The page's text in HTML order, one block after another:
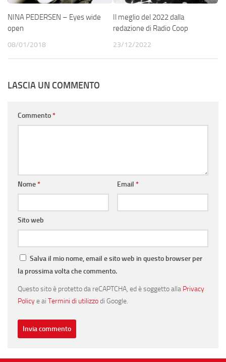
NINA PEDERSEN – Eyes wide
open
08/01/2018
Il meglio del 2022 dalla
redazione di Radio Coop
23/12/2022
LASCIA UN COMMENTO
Commento*
Nome* Email *
Sito web
Salva il mio nome, email e sito web in questo browser per
la prossima volta che commento.
Questo sito è protetto da reCAPTCHA, ed è soggetto alla Privacy
Policye ai Termini di utilizzodi Google.